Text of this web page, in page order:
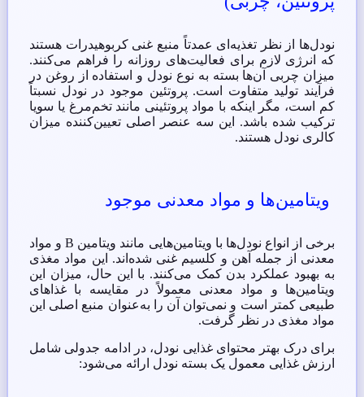
نودل‌ها از نظر تغذیه‌ای عمدتاً منبع غنی کربوهیدرات هستند
که انرژی لازم برای فعالیت‌های روزانه را فراهم می‌کنند.
میزان چربی آن‌ها بسته به نوع نودل و استفاده از روغن در
فرآیند تولید متفاوت است. پروتئین موجود در نودل نسبتاً
کم است، مگر اینکه با مواد پروتئینی مانند تخم‌مرغ یا سویا
ترکیب شده باشد. این سه عنصر اصلی تعیین‌کننده میزان
کالری نودل هستند.
ویتامین‌ها و مواد معدنی موجود
برخی از انواع نودل‌ها با ویتامین‌هایی مانند ویتامین B و مواد
معدنی از جمله آهن و کلسیم غنی شده‌اند. این مواد مغذی
به بهبود عملکرد بدن کمک می‌کنند. با این حال، میزان این
ویتامین‌ها و مواد معدنی معمولاً در مقایسه با غذاهای
طبیعی کمتر است و نمی‌توان آن را به‌عنوان منبع اصلی این
مواد مغذی در نظر گرفت.
برای درک بهتر محتوای غذایی نودل، در ادامه جدولی شامل
ارزش غذایی معمول یک بسته نودل ارائه می‌شود: